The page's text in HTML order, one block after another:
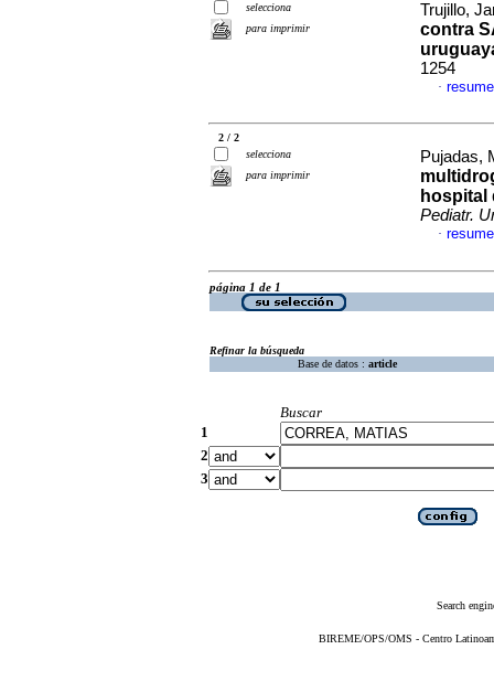
selecciona
para imprimir
Trujillo,
contra
1254
·
2 / 2
selecciona
para imprimir
Pujadas,
hospital
Pediatr.
·
página 1 de 1
Refinar la búsqueda
Base de datos : article
Buscar
1
2
3
Search
BIREME/OPS/OMS - Centro